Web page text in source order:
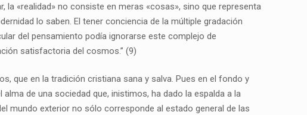
«realidad» no consiste en meras «cosas», sino que representa
lo saben. El tener conciencia de la múltiple gradación
del pensamiento podía ignorarse este complejo de
satisfactoria del cosmos.” (9)
que en la tradición cristiana sana y salva. Pues en el fondo y
de una sociedad que, inistimos, ha dado la espalda a la
mundo exterior no sólo corresponde al estado general de las